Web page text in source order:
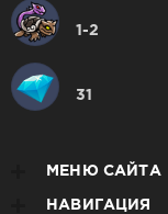
1-2
31
МЕНЮ САЙТА
НАВИГАЦИЯ